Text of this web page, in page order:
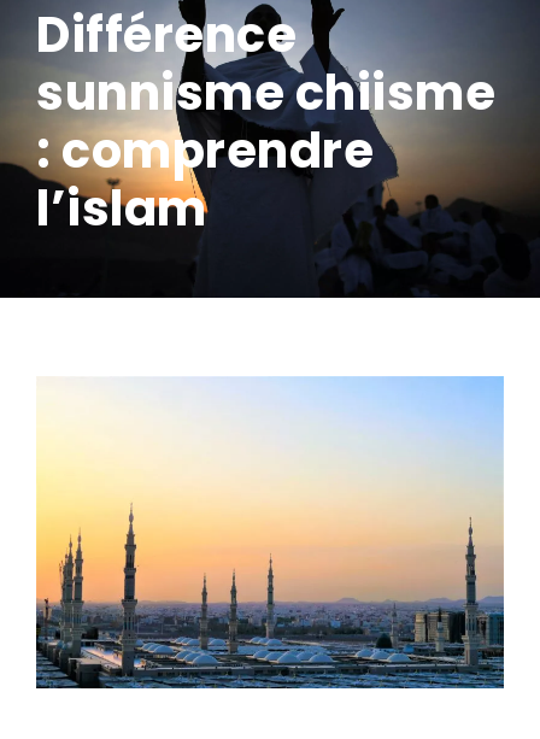
Différence
sunnisme chiisme
: comprendre
l’islam